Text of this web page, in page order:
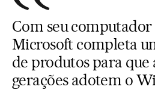
Com seu
Microsoft completa
de produtos para que
gerações adotem o